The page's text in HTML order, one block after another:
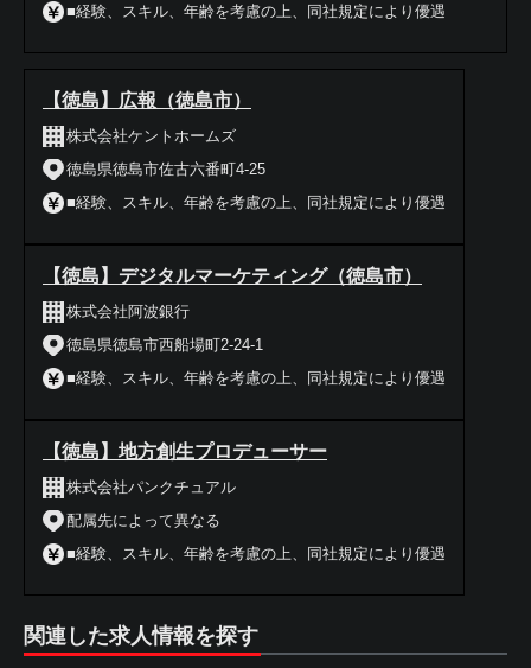
■経験、スキル、年齢を考慮の上、同社規定により優遇
【徳島】広報（徳島市）
株式会社ケントホームズ
徳島県徳島市佐古六番町4-25
■経験、スキル、年齢を考慮の上、同社規定により優遇
【徳島】デジタルマーケティング（徳島市）
株式会社阿波銀行
徳島県徳島市西船場町2-24-1
■経験、スキル、年齢を考慮の上、同社規定により優遇
【徳島】地方創生プロデューサー
株式会社パンクチュアル
配属先によって異なる
■経験、スキル、年齢を考慮の上、同社規定により優遇
関連した求人情報を探す